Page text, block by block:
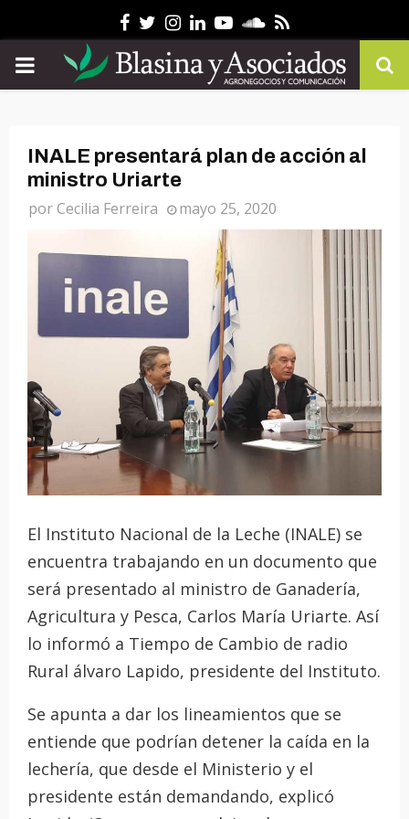
Facebook
Twitter
Instagram
Linkedin
YoutubeSoundcloud
Rss
PRIMARY
INALE presentará plan de acción al
ministro Uriarte
porCecilia Ferreira mayo 25, 2020
El Instituto Nacional de la Leche (INALE) se
encuentra trabajando en un documento que
será presentado al ministro de Ganadería,
Agricultura y Pesca, Carlos María Uriarte. Así
lo informó a Tiempo de Cambio de radio
Rural álvaro Lapido, presidente del Instituto.
Se apunta a dar los lineamientos que se
entiende que podrían detener la caída en la
lechería, que desde el Ministerio y el
presidente están demandando, explicó